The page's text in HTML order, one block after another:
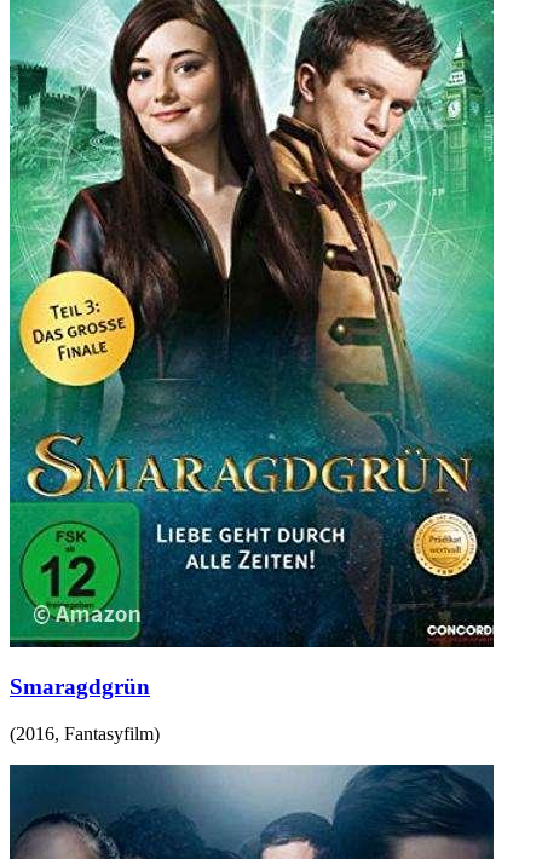
Smaragdgrün
(2016, Fantasyfilm)